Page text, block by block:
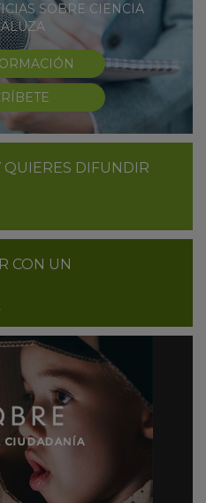
SOBRE CIENCIA
QUIERES DIFUNDIR
CON UN